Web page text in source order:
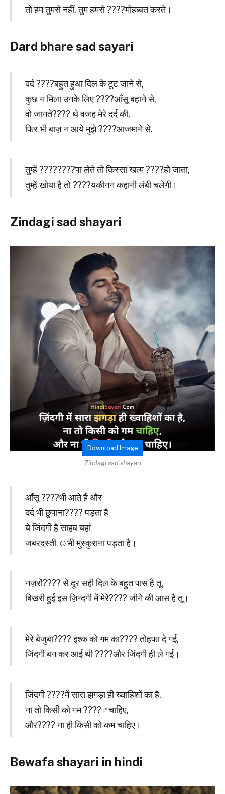
तो हम तुमसे नहीं, तुम हमसे ????मोहब्बत करते।
Dard bhare sad sayari
दर्द ????बहुत हुआ दिल के टूट जाने से,
कुछ न मिला उनके लिए ????आँसू बहाने से,
वो जानते???? थे वजह मेरे दर्द की,
फिर भी बाज़ न आये मुझे ????आजमाने से.
तुम्हें ????‍????पा लेते तो किस्सा खत्म ????हो जाता,
तुम्हें खोया है तो ????यकीनन कहानी लंबी चलेगी।
Zindagi sad shayari
Download Image
Zindagi sad shayari
आँसू ????भी आते हैं और
दर्द भी छुपाना???? पड़ता है
ये जिंदगी है साहब यहां
जबरदस्ती ☺भी मुस्कुराना पड़ता है।
नज़रों???? से दूर सही दिल के बहुत पास है तू,
बिखरी हुई इस ज़िन्दगी में मेरे???? जीने की आस है तू।
मेरे बेजुबा???? इश्क को गम का???? तोहफा दे गई,
जिंदगी बन कर आई थी ????और जिंदगी ही ले गई।
ज़िंदगी ????में सारा झगड़ा ही ख्वाहिशों का है,
ना तो किसी को गम ????‍♂️चाहिए,
और???? ना ही किसी को कम चाहिए।
Bewafa shayari in hindi